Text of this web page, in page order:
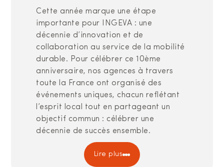
Cette année marque une étape
importante pour INGEVA : une
décennie d’innovation et de
collaboration au service de la mobilité
durable. Pour célébrer ce 10ème
anniversaire, nos agences à travers
toute la France ont organisé des
événements uniques, chacun reflétant
l’esprit local tout en partageant un
objectif commun : célébrer une
décennie de succès ensemble.
Lire plus